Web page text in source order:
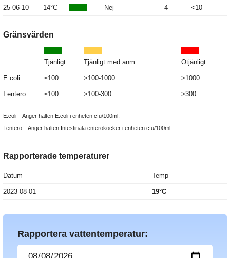
25-06-10 14°C Nej 4 <10
Gränsvärden
Tjänligt Tjänligt med anm. Otjänligt
E.coli ≤100 >100-1000 >1000
I.entero ≤100 >100-300 >300
E.coli – Anger halten E.coli i enheten cfu/100ml.
I.entero – Anger halten Intestinala enterokocker i enheten cfu/100ml.
Rapporterade temperaturer
Datum Temp
2023-08-01 19°C
Rapportera vattentemperatur: